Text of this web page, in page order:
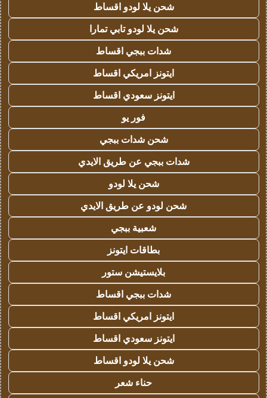
شحن يلا لودو اقساط
شحن يلا لودو تابي تمارا
شدات ببجي اقساط
ايتونز امريكي اقساط
ايتونز سعودي اقساط
فور يو
شحن شدات ببجي
شدات ببجي عن طريق الايدي
شحن يلا لودو
شحن لودو عن طريق الايدي
شعبية ببجي
بطاقات ايتونز
بلايستيشن ستور
شدات ببجي اقساط
ايتونز امريكي اقساط
ايتونز سعودي اقساط
شحن يلا لودو اقساط
حناء شعر